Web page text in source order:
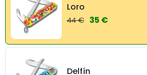
Loro
44 € 35 €
Delfín